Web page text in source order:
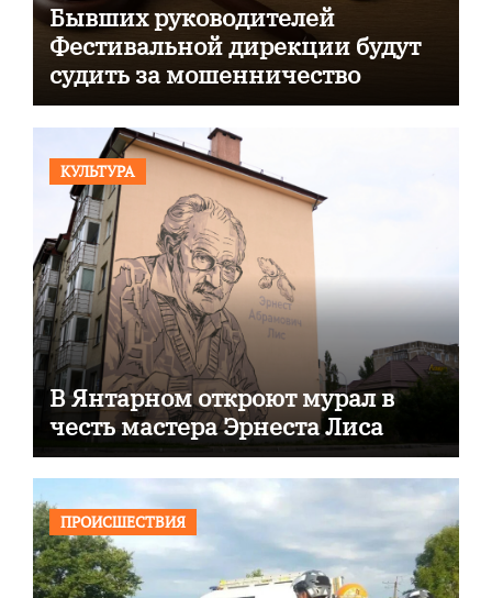
Бывших руководителей
Фестивальной дирекции будут
судить за мошенничество
КУЛЬТУРА
В Янтарном откроют мурал в
честь мастера Эрнеста Лиса
ПРОИСШЕСТВИЯ